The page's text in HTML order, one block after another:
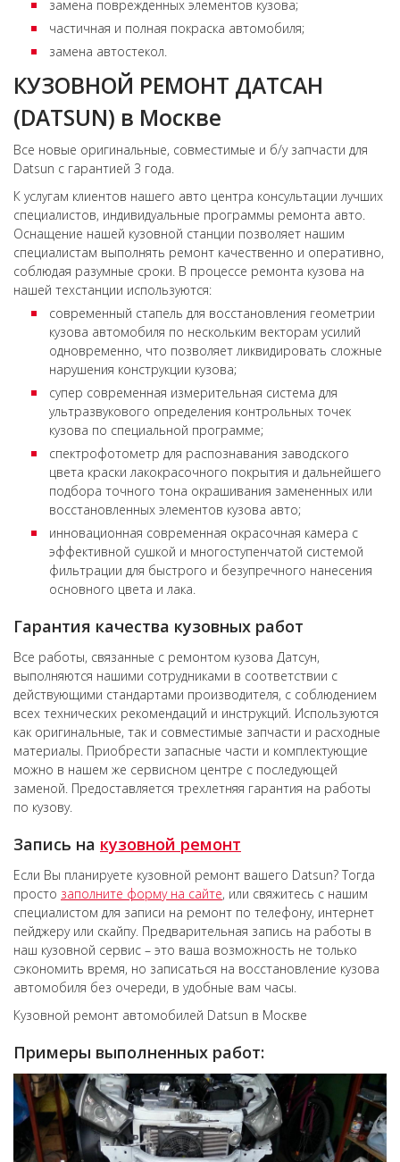
замена поврежденных элементов кузова;
частичная и полная покраска автомобиля;
замена автостекол.
КУЗОВНОЙ РЕМОНТ ДАТСАН
(DATSUN) в Москве
Все новые оригинальные, совместимые и б/у запчасти для
Datsun с гарантией 3 года.
К услугам клиентов нашего авто центра консультации лучших
специалистов, индивидуальные программы ремонта авто.
Оснащение нашей кузовной станции позволяет нашим
специалистам выполнять ремонт качественно и оперативно,
соблюдая разумные сроки. В процессе ремонта кузова на
нашей техстанции используются:
современный стапель для восстановления геометрии
кузова автомобиля по нескольким векторам усилий
одновременно, что позволяет ликвидировать сложные
нарушения конструкции кузова;
супер современная измерительная система для
ультразвукового определения контрольных точек
кузова по специальной программе;
спектрофотометр для распознавания заводского
цвета краски лакокрасочного покрытия и дальнейшего
подбора точного тона окрашивания замененных или
восстановленных элементов кузова авто;
инновационная современная окрасочная камера с
эффективной сушкой и многоступенчатой системой
фильтрации для быстрого и безупречного нанесения
основного цвета и лака.
Гарантия качества кузовных работ
Все работы, связанные с ремонтом кузова Датсун,
выполняются нашими сотрудниками в соответствии с
действующими стандартами производителя, с соблюдением
всех технических рекомендаций и инструкций. Используются
как оригинальные, так и совместимые запчасти и расходные
материалы. Приобрести запасные части и комплектующие
можно в нашем же сервисном центре с последующей
заменой. Предоставляется трехлетняя гарантия на работы
по кузову.
Запись на кузовной ремонт
Если Вы планируете кузовной ремонт вашего Datsun? Тогда
просто заполните форму на сайте, или свяжитесь с нашим
специалистом для записи на ремонт по телефону, интернет
пейджеру или скайпу. Предварительная запись на работы в
наш кузовной сервис – это ваша возможность не только
сэкономить время, но записаться на восстановление кузова
автомобиля без очереди, в удобные вам часы.
Кузовной ремонт автомобилей Datsun в Москве
Примеры выполненных работ: